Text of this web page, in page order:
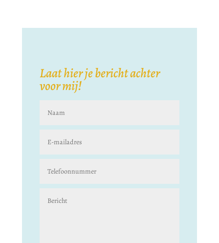
Laat hier je bericht achter
voor mij!